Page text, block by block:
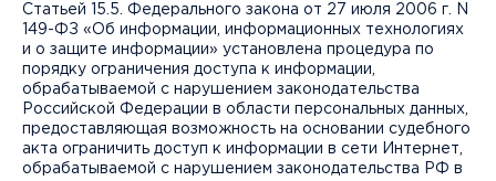
Cтатьей 15.5. Федерального закона от 27 июля 2006 г. N
149-ФЗ «Об информации, информационных технологиях
и о защите информации» установлена процедура по
порядку ограничения доступа к информации,
обрабатываемой с нарушением законодательства
Российской Федерации в области персональных данных,
предоставляющая возможность на основании судебного
акта ограничить доступ к информации в сети Интернет,
обрабатываемой с нарушением законодательства РФ в